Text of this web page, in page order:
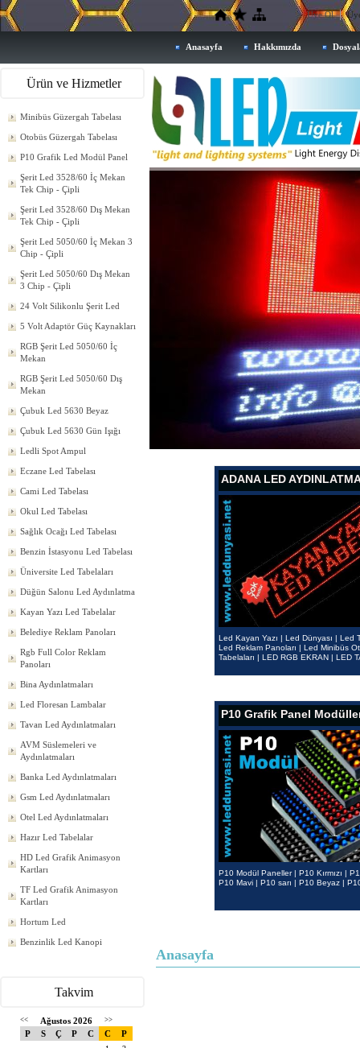
Üye Ol
Anasayfa Hakkımızda
Ürün ve Hizmetler
Minibüs Güzergah Tabelası
Otobüs Güzergah Tabelası
P10 Grafik Led Modül Panel
Şerit Led 3528/60 İç Mekan
Tek Chip - Çipli
Şerit Led 3528/60 Dış Mekan
Tek Chip - Çipli
Şerit Led 5050/60 İç Mekan 3
Chip - Çipli
Şerit Led 5050/60 Dış Mekan
3 Chip - Çipli
24 Volt Silikonlu Şerit Led
5 Volt Adaptör Güç Kaynakları
RGB Şerit Led 5050/60 İç
Mekan
RGB Şerit Led 5050/60 Dış
Mekan
Çubuk Led 5630 Beyaz
Çubuk Led 5630 Gün Işığı
Ledli Spot Ampul
Eczane Led Tabelası
Cami Led Tabelası
Okul Led Tabelası
Sağlık Ocağı Led Tabelası
Benzin İstasyonu Led Tabelası
Üniversite Led Tabelaları
Düğün Salonu Led Aydınlatma
Kayan Yazı Led Tabelalar
Belediye Reklam Panoları
Rgb Full Color Reklam
Panoları
Bina Aydınlatmaları
Led Floresan Lambalar
Tavan Led Aydınlatmaları
AVM Süslemeleri ve
Aydınlatmaları
Banka Led Aydınlatmaları
Gsm Led Aydınlatmaları
Otel Led Aydınlatmaları
Hazır Led Tabelalar
HD Led Grafik Animasyon
Kartları
TF Led Grafik Animasyon
Kartları
Hortum Led
Benzinlik Led Kanopi
Takvim
<< Ağustos 2026 >>
P S Ç P C C P
ADANA LED
Led Kayan Yazı | Led Dünyası | Led
Led Reklam Panoları | Led Minibüs
Tabelaları | LED RGB EKRAN | LED
P10 Grafik Panel
P10 Modül Paneller | P10 Kırmızı |
P10 Mavi | P10 sarı | P10 Beyaz |
Anasayfa